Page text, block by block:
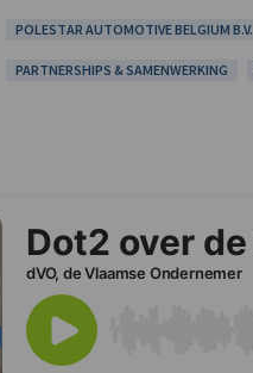
POLESTAR AUTOMOTIVE BELGIUM B.V.
PARTNERSHIPS & SAMENWERKING